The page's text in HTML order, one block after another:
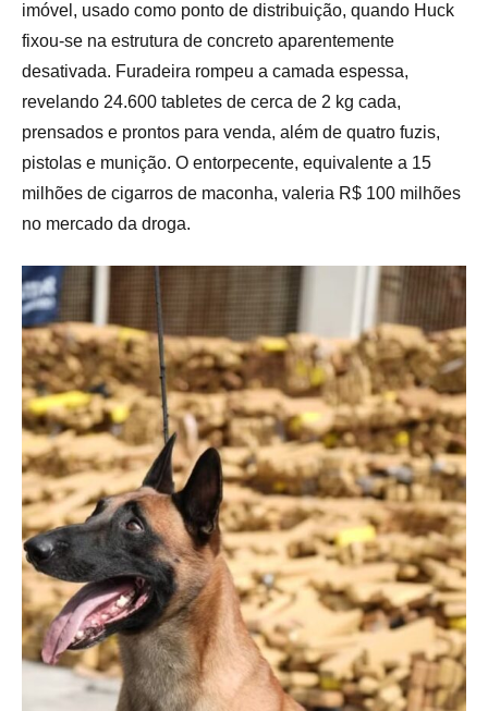
imóvel, usado como ponto de distribuição, quando Huck
fixou-se na estrutura de concreto aparentemente
desativada. Furadeira rompeu a camada espessa,
revelando 24.600 tabletes de cerca de 2 kg cada,
prensados e prontos para venda, além de quatro fuzis,
pistolas e munição. O entorpecente, equivalente a 15
milhões de cigarros de maconha, valeria R$ 100 milhões
no mercado da droga.